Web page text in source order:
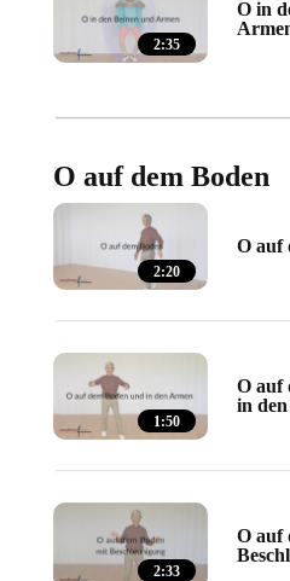
2:35
O in
O auf dem Boden
2:20
O auf
1:50
O auf
in
2:33
O auf